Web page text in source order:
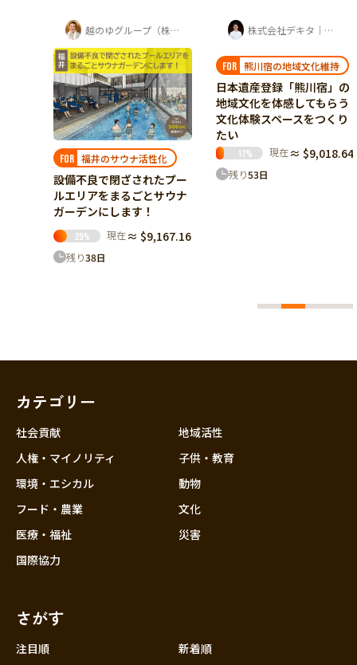
株式会社デキタ｜時岡壮太（山座熊川・八百...
FOR 熊川宿の地域文化維持
日本遺産登録「熊川宿」の
地域文化を体感してもらう
文化体験スペースをつくり
たい
17% 現在≈ $9,018.64
残り53日
LIENU jewelry
FOR 想いを身に纏える形に
蔵前に、想いを形にするデ
ザインアトリエを。結婚指
輪を"選ぶ"から"共に創
る"へ。
58% 現在 ≈ $5,558.44
残り48日
カテゴリー
社会貢献
人権・マイノリティ
環境・エシカル
フード・農業
医療・福祉
国際協力
地域活性
子供・教育
動物
文化
災害
さがす
注目順
新着順